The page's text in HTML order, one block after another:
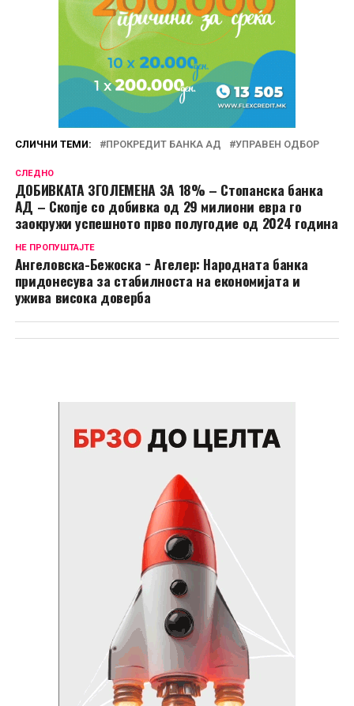
СЛИЧНИ ТЕМИ: ПРОКРЕДИТ БАНКА АД УПРАВЕН ОДБОР
СЛЕДНО
ДОБИВКАТА ЗГОЛЕМЕНА ЗА 18% – Стопанска банка
АД – Скопје со добивка од 29 милиони евра го
заокружи успешното прво полугодие од 2024 година
НЕ ПРОПУШТАЈТЕ
Ангеловска-Бежоска − Агелер: Народната банка
придонесува за стабилноста на економијата и
ужива висока доверба